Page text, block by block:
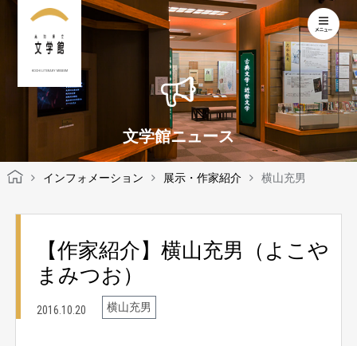
KOCHI LITERARY MUSEUM
文学館ニュース
インフォメーション 展示・作家紹介 横山充男
【作家紹介】横山充男（よこや
まみつお）
2016.10.20 横山充男